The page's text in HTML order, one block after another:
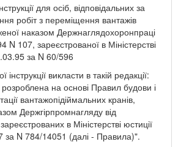
для осіб, відповідальних за
робіт з переміщення вантажів
наказом Держнаглядохоронпраці
N 107, зареєстрованої в Міністерстві
за N 60/596
викласти в такій редакції:
розроблена на основі Правил будови і
вантажопідіймальних кранів,
Держгірпромнагляду від
в Міністерстві юстиції
за N 784/14051 (далі - Правила)".